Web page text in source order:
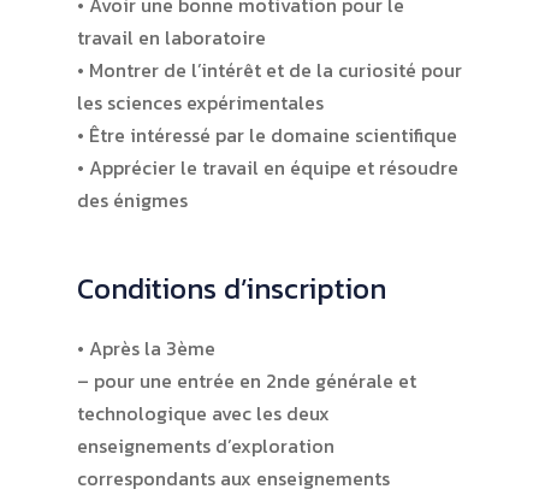
travail en laboratoire
• Montrer de l’intérêt et de la curiosité pour
les sciences expérimentales
• Être intéressé par le domaine scientifique
• Apprécier le travail en équipe et résoudre
des énigmes
Conditions d’inscription
• Après la 3ème
– pour une entrée en 2nde générale et
technologique avec les deux
enseignements d’exploration
correspondants aux enseignements